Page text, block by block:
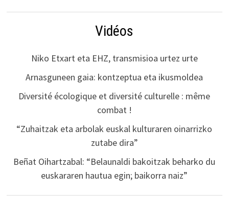
Vidéos
Niko Etxart eta EHZ, transmisioa urtez urte
Arnasguneen gaia: kontzeptua eta ikusmoldea
Diversité écologique et diversité culturelle : même
combat !
“Zuhaitzak eta arbolak euskal kulturaren oinarrizko
zutabe dira”
Beñat Oihartzabal: “Belaunaldi bakoitzak beharko du
euskararen hautua egin; baikorra naiz”